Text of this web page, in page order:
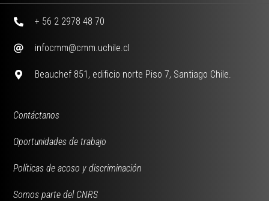
+ 56 2 2978 48 70
infocmm@cmm.uchile.cl
Beauchef 851, edificio norte Piso 7, Santiago Chile.
Contáctanos
Oportunidades de trabajo
Políticas de acoso y discriminación
Somos parte del CNRS